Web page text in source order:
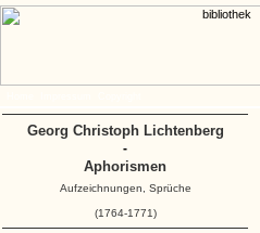
Georg Christoph Lichtenberg
-
Aphorismen
Aufzeichnungen, Sprüche
(1764-1771)